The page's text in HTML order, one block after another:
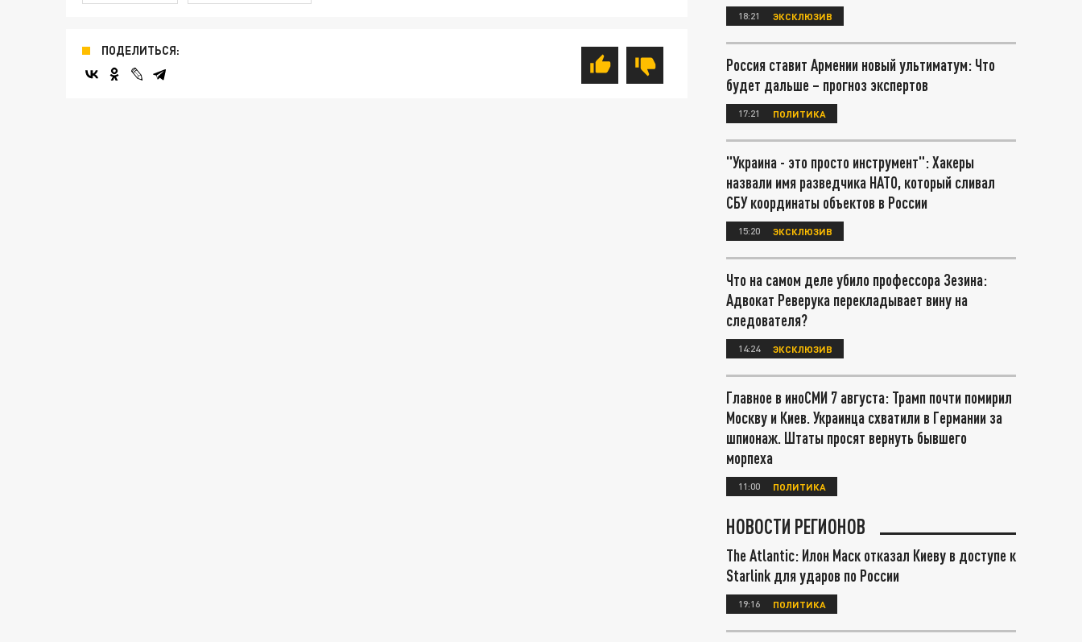
ПОДЕЛИТЬСЯ:
18:21 ЭКСКЛЮЗИВ
Россия ставит Армении новый ультиматум: Что
будет дальше – прогноз экспертов
17:21 ПОЛИТИКА
"Украина - это просто инструмент": Хакеры
назвали имя разведчика НАТО, который сливал
СБУ координаты объектов в России
15:20 ЭКСКЛЮЗИВ
Что на самом деле убило профессора Зезина:
Адвокат Реверука перекладывает вину на
следователя?
14:24 ЭКСКЛЮЗИВ
Главное в иноСМИ 7 августа: Трамп почти помирил
Москву и Киев. Украинца схватили в Германии за
шпионаж. Штаты просят вернуть бывшего
морпеха
11:00 ПОЛИТИКА
НОВОСТИ РЕГИОНОВ
The Atlantic: Илон Маск отказал Киеву в доступе к
Starlink для ударов по России
19:16 ПОЛИТИКА